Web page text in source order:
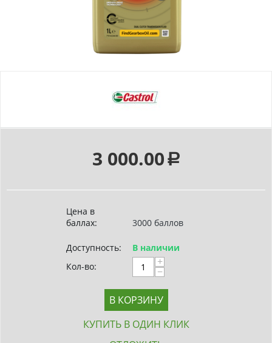
3 000.00 Р
Цена в
баллах:
3000 баллов
Доступность:
В наличии
Кол-во:
+
−
В КОРЗИНУ
КУПИТЬ В ОДИН КЛИК